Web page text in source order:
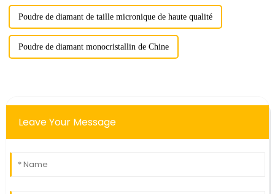
Poudre de diamant de taille micronique de haute qualité
Poudre de diamant monocristallin de Chine
Leave Your Message